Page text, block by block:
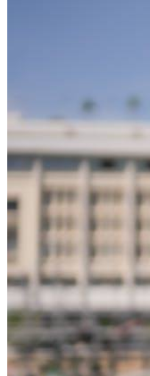
那些被”孝道”绑架的
核心摘要 传统孝道在
德绑架，表现为经济
道"绑架的女生往往面
展受阻和心理健康受
在相互尊重与合理边
别"孝道绑架&quo...